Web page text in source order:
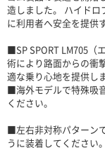
造しました。 ハイド
に利用者へ安全を提供
■SP SPORT LM705（
術により路面からの衝
適な乗り心地を提供し
■海外モデルで特殊吸
ください。
■左右非対称パターン
うに装着してください